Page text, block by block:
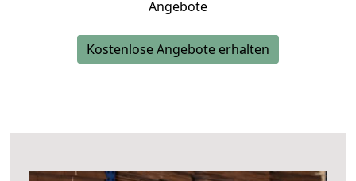
Angebote
Kostenlose Angebote erhalten